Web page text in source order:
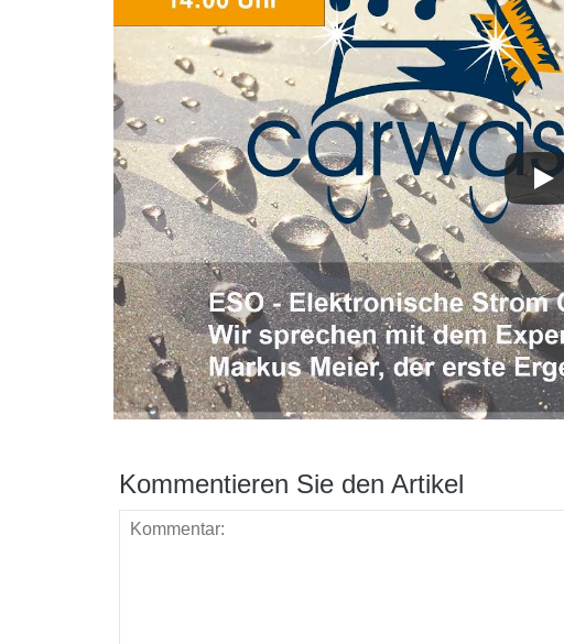
Kommentieren Sie den Artikel